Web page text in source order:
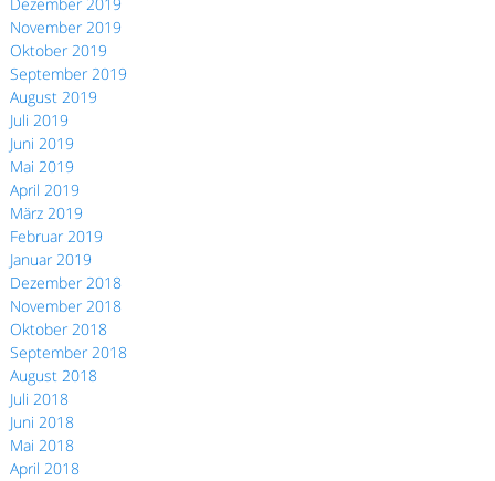
November 2019
Oktober 2019
September 2019
August 2019
Juli 2019
Juni 2019
Mai 2019
April 2019
März 2019
Februar 2019
Januar 2019
Dezember 2018
November 2018
Oktober 2018
September 2018
August 2018
Juli 2018
Juni 2018
Mai 2018
April 2018